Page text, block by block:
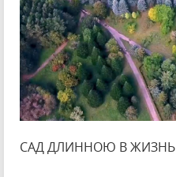
САД ДЛИННОЮ В ЖИЗНЬ